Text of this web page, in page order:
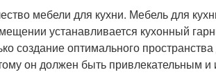
мебели для кухни. Мебель для
устанавливается кухонный
создание оптимального
он должен быть привлекательным и